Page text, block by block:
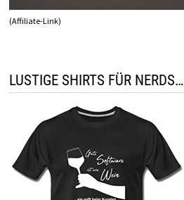
(Affiliate-Link)
LUSTIGE SHIRTS FÜR NERDS…